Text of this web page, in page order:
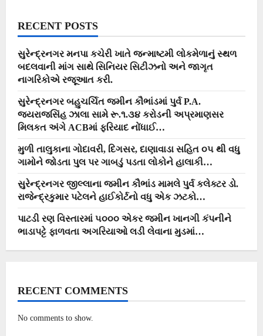
પડતા
લોકોને
હાલાકી…
RECENT POSTS
સુરેન્દ્રનગર મનપા કચેરી ખાતે જન્માષ્ટમી લોકમેળાનું સ્થળ
બદલવાની માંગ સાથે સિનિયર સિટીઝનો અને જાગૃત
નાગરિકોએ રજૂઆત કરી.
સુરેન્દ્રનગર બહુચર્ચિત જમીન કૌભાંડમાં પુર્વ P.A.
જયરાજસિંહ ઝાલા સામે રૂ.૧.૩૪ કરોડની અપ્રમાણસર
મિલકત અંગે ACBમાં ફરિયાદ નોંધાઈ…
મુળી તાલુકાના ગોદાવરી, દિગસર, દાણાવાડા સહિત ૦૫ થી વધુ
ગામોને જોડતા પુલ પર ગાબડું પડતા લોકોને હાલાકી…
સુરેન્દ્રનગર જીલ્લાના જમીન કૌભાંડ મામલે પુર્વ કલેક્ટર ડો.
રાજેન્દ્રકુમાર પટેલને હાઈકોર્ટનો વધુ એક ઝટકો…
પાટડી રણ વિસ્તારમાં ૫૦૦૦ એકર જમીન ખાનગી કંપનીને
ભાડાપટ્ટે ફાળવતા અગરિયાઓ લડી લેવાના મુડમાં…
RECENT COMMENTS
No comments to show.